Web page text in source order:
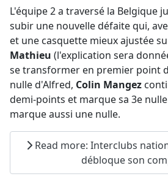
L'équipe 2 a traversé la Belgique
subir une nouvelle défaite qui,
et une casquette mieux ajustée
Mathieu (l'explication sera
se transformer en premier point
nulle d'Alfred, Colin Mangez
demi-points et marque sa 3e
marque aussi une nulle.
Read more: Interclubs
débloque son